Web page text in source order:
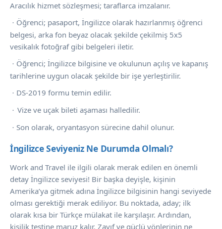
Aracılık hizmet sözleşmesi; taraflarca imzalanır.
Öğrenci; pasaport, İngilizce olarak hazırlanmış öğrenci
belgesi, arka fon beyaz olacak şekilde çekilmiş 5x5
vesikalık fotoğraf gibi belgeleri iletir.
Öğrenci; İngilizce bilgisine ve okulunun açılış ve kapanış
tarihlerine uygun olacak şekilde bir işe yerleştirilir.
DS-2019 formu temin edilir.
Vize ve uçak bileti aşaması halledilir.
Son olarak, oryantasyon sürecine dahil olunur.
İngilizce Seviyeniz Ne Durumda Olmalı?
Work and Travel ile ilgili olarak merak edilen en önemli
detay İngilizce seviyesi! Bir başka deyişle, kişinin
Amerika’ya gitmek adına İngilizce bilgisinin hangi seviyede
olması gerektiği merak ediliyor. Bu noktada, aday; ilk
olarak kısa bir Türkçe mülakat ile karşılaşır. Ardından,
kişilik testine maruz kalır. Zayıf ve güçlü yönlerinin ne